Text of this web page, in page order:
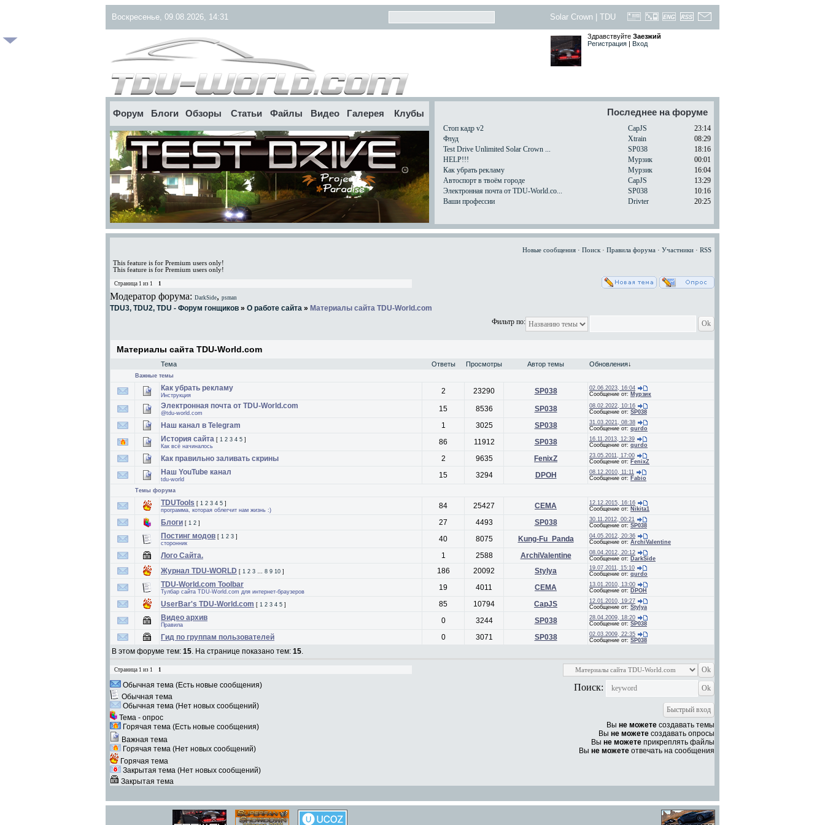
Воскресенье, 09.08.2026, 14:31 Solar Crown TDU
Здравствуйте Заезжий
Регистрация | Вход
Форум Блоги Обзоры Статьи Файлы Видео Галерея Клубы Последнее на форуме
Стоп кадр v2 CapJS
23:14
Флуд
Xtrain
08:29
Test Drive Unlimited Solar Crown ...
SP038
18:16
HELP!!!
Мурзик
00:01
Как убрать рекламу
Мурзик
16:04
Автоспорт в твоём городе
CapJS
13:29
Электронная почта от TDU-World.co...
SP038
10:16
Ваши профессии
Drivter 20:25
Новые сообщения · Поиск · Правила форума · Участники · RSS
This feature is for Premium users only!
This feature is for Premium users only!
Страница 1 из 1 1
Модератор форума: DarkSide, psman
TDU3, TDU2, TDU - Форум гонщиков » О работе сайта » Материалы сайта TDU-World.com
Фильтр по:
Материалы сайта TDU-World.com
Тема Ответы Просмотры Автор темы Обновления↓
Важные темы
Как убрать рекламу
Инструкция 2 23290 SP038
02.06.2023, 16:04
Сообщение от: Мурзик
Электронная почта от TDU-World.com
@tdu-world.com 15 8536 SP038
08.02.2022, 10:16
Сообщение от: SP038
Наш канал в Telegram 1 3025 SP038
31.03.2021, 08:38
Сообщение от: qurdo
История сайта [ 1 2 3 4 5 ]
Как всё начиналось
86 11912 SP038
16.11.2013, 12:39
Сообщение от: qurdo
Как правильно заливать скрины 2 9635 FenixZ
23.05.2011, 17:00
Сообщение от: FenixZ
Наш YouTube канал
tdu-world 15 3294 DPOH
08.12.2010, 11:11
Сообщение от: Fabio
Темы форума
TDUTools [ 1 2 3 4 5 ]
программа, которая облегчит нам жизнь :)
84 25427 CEMA
12.12.2015, 16:16
Сообщение от: Nikita1
Блоги [ 1 2 ] 27 4493 SP038
30.11.2012, 00:21
Сообщение от: SP038
Постинг модов [ 1 2 3 ]
сторонник
40 8075 Kung-Fu_Panda
04.05.2012, 20:36
Сообщение от: ArchiValentine
Лого Сайта. 1 2588 ArchiValentine
08.04.2012, 20:12
Сообщение от: DarkSide
Журнал TDU-WORLD [ 1 2 3 … 8 9 10 ] 186 20092 Stylya
19.07.2011, 15:10
Сообщение от: qurdo
TDU-World.com Toolbar
Тулбар сайта TDU-World.com для интернет-браузеров 19 4011 CEMA
13.01.2010, 13:00
Сообщение от: DPOH
UserBar's TDU-World.com [ 1 2 3 4 5 ] 85 10794 CapJS
12.01.2010, 19:27
Сообщение от: Stylya
Видео архив
Правила 0 3244 SP038
28.04.2009, 18:20
Сообщение от: SP038
Гид по группам пользователей 0 3071 SP038
02.03.2009, 22:35
Сообщение от: SP038
В этом форуме тем: 15. На странице показано тем: 15.
Страница 1 из 1 1
Обычная тема (Есть новые сообщения)
Обычная тема
Обычная тема (Нет новых сообщений)
Тема - опрос
Горячая тема (Есть новые сообщения)
Важная тема
Горячая тема (Нет новых сообщений)
Горячая тема
Закрытая тема (Нет новых сообщений)
Закрытая тема
Поиск:
Вы не можете создавать темы
Вы не можете создавать опросы
Вы не можете прикреплять файлы
Вы не можете отвечать на сообщения